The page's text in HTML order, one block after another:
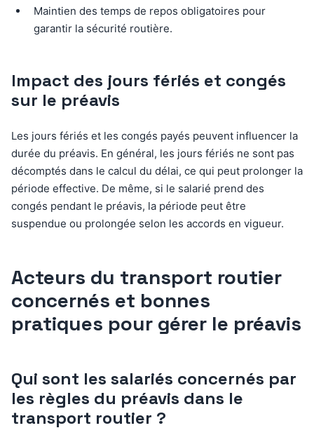
Maintien des temps de repos obligatoires pour
garantir la sécurité routière.
Impact des jours fériés et congés
sur le préavis
Les jours fériés et les congés payés peuvent influencer la
durée du préavis. En général, les jours fériés ne sont pas
décomptés dans le calcul du délai, ce qui peut prolonger la
période effective. De même, si le salarié prend des
congés pendant le préavis, la période peut être
suspendue ou prolongée selon les accords en vigueur.
Acteurs du transport routier
concernés et bonnes
pratiques pour gérer le préavis
Qui sont les salariés concernés par
les règles du préavis dans le
transport routier ?